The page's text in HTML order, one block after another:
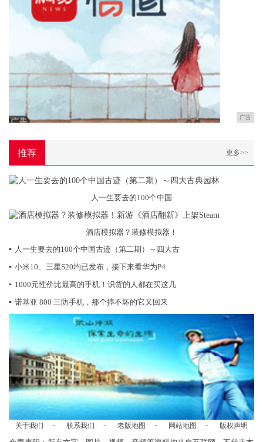
广告
推荐 更多>>
人一生要去的100个中国
酒店模拟器？装修模拟器！
▪ 人一生要去的100个中国古迹（第二期）～四大古
▪ 小米10、三星S20均已发布，接下来看华为P4
▪ 1000元性价比最高的手机！识货的人都在买这几
▪ 诺基亚 800 三防手机，那个摔不坏的它又回来
关于我们 - 联系我们 - 老版地图 - 网站地图 - 版权声明